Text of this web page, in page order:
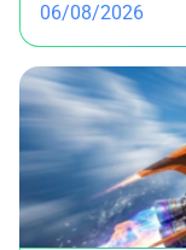
06/08/2026